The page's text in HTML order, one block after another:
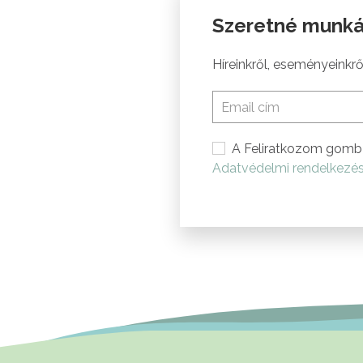
Szeretné
Híreinkről,
A Feliratkozom
Adatvédelmi